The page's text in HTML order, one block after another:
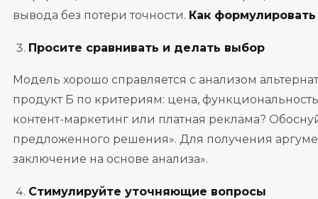
вывода без потери точности. Как
Просите сравнивать и делать выбор
Модель хорошо справляется с анализом
продукт Б по критериям: цена,
контент-маркетинг или платная реклама?
предложенного решения». Для получения
заключение на основе анализа».
Стимулируйте уточняющие вопросы